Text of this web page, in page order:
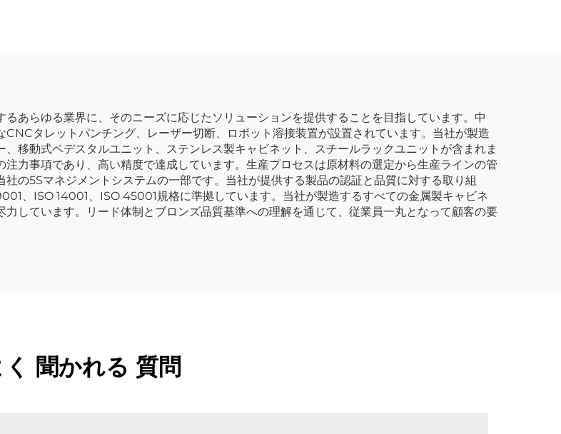
あらゆる業界に、そのニーズに応じたソリューションを提供することを目指しています。中
タレットパンチング、レーザー切断、ロボット溶接装置が設置されています。当社が製造
移動式ペデスタルユニット、ステンレス製キャビネット、スチールラックユニットが含まれま
力事項であり、高い精度で達成しています。生産プロセスは原材料の選定から生産ラインの管
の5Sマネジメントシステムの一部です。当社が提供する製品の認証と品質に対する取り組
、ISO 14001、ISO 45001規格に準拠しています。当社が製造するすべての金属製キャビネ
しています。リード体制とブロンズ品質基準への理解を通じて、従業員一丸となって顧客の要
く 聞かれる 質問